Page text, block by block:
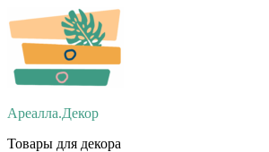
Перейти
к
содержимому
Ареалла.Декор
Товары для декора